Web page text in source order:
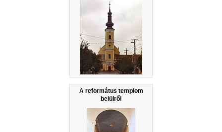
A református templom
belülről